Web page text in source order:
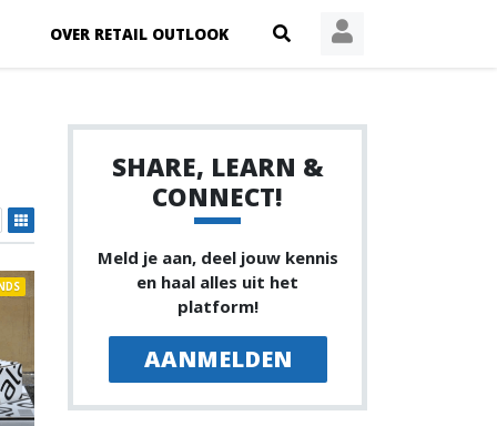
OVER RETAIL OUTLOOK
SHARE, LEARN &
CONNECT!
Meld je aan, deel jouw kennis
en haal alles uit het
platform!
AANMELDEN